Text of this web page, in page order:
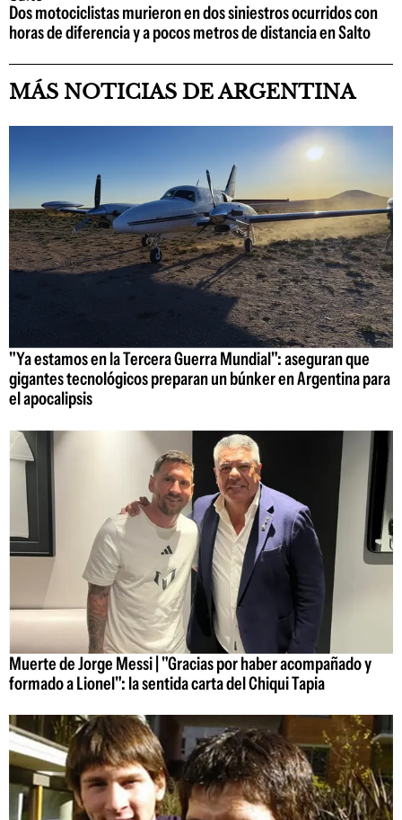
Dos motociclistas murieron en dos siniestros ocurridos con
horas de diferencia y a pocos metros de distancia en Salto
MÁS NOTICIAS DE ARGENTINA
"Ya estamos en la Tercera Guerra Mundial": aseguran que
gigantes tecnológicos preparan un búnker en Argentina para
el apocalipsis
Muerte de Jorge Messi | "Gracias por haber acompañado y
formado a Lionel": la sentida carta del Chiqui Tapia